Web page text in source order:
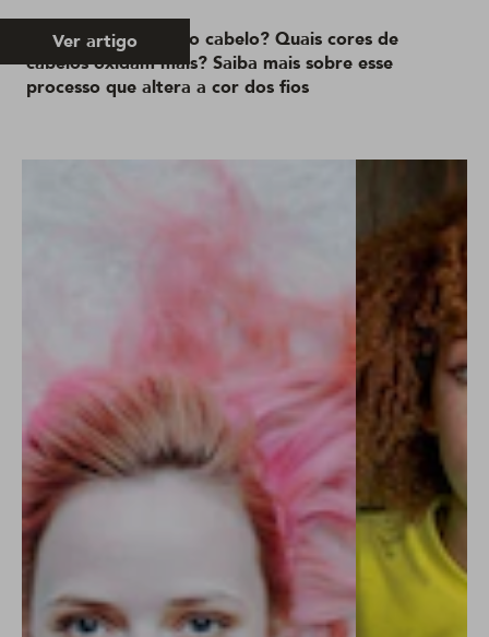
O que é oxidação do cabelo? Quais cores de
cabelos oxidam mais? Saiba mais sobre esse
processo que altera a cor dos fios
Ver artigo